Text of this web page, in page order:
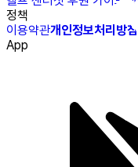
정책
이용약관개인정보처리방침
App